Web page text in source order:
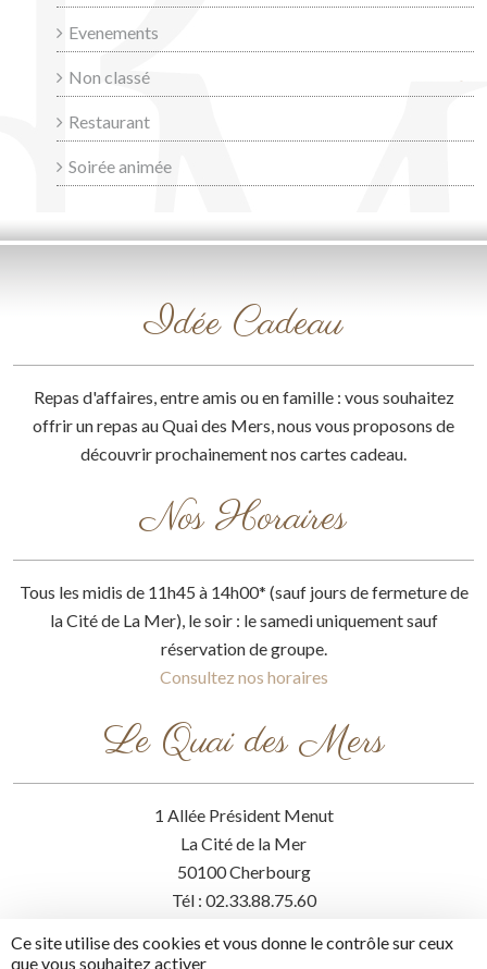
Evenements
Non classé
Restaurant
Soirée animée
Idée Cadeau
Repas d'affaires, entre amis ou en famille : vous souhaitez
offrir un repas au Quai des Mers, nous vous proposons de
découvrir prochainement nos cartes cadeau.
Nos Horaires
Tous les midis de 11h45 à 14h00* (sauf jours de fermeture de
la Cité de La Mer), le soir : le samedi uniquement sauf
réservation de groupe.
Consultez nos horaires
Le Quai des Mers
1 Allée Président Menut
La Cité de la Mer
50100 Cherbourg
Tél : 02.33.88.75.60
Ce site utilise des cookies et vous donne le contrôle sur ceux
que vous souhaitez activer